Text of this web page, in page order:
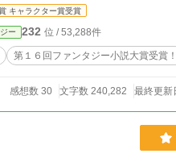
キャラクター賞受賞
ー 232 位 / 53,288件
第１６回ファンタジー小説大賞受賞！
感想数 30 文字数 240,282 最終更新